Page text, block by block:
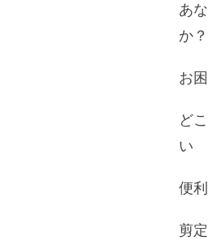
あ
か？
お
ど
い
便
剪定